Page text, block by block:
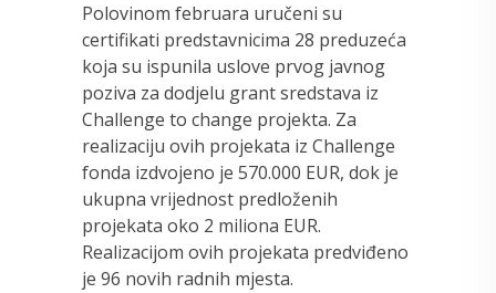
Polovinom februara uručeni su
certifikati predstavnicima 28 preduzeća
koja su ispunila uslove prvog javnog
poziva za dodjelu grant sredstava iz
Challenge to change projekta. Za
realizaciju ovih projekata iz Challenge
fonda izdvojeno je 570.000 EUR, dok je
ukupna vrijednost predloženih
projekata oko 2 miliona EUR.
Realizacijom ovih projekata predviđeno
je 96 novih radnih mjesta.